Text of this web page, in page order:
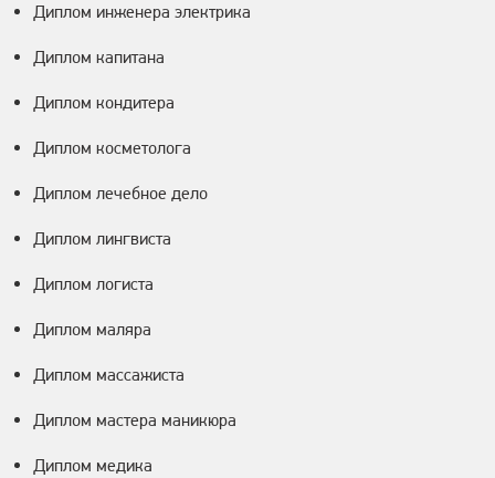
Диплом инженера электрика
Диплом капитана
Диплом кондитера
Диплом косметолога
Диплом лечебное дело
Диплом лингвиста
Диплом логиста
Диплом маляра
Диплом массажиста
Диплом мастера маникюра
Диплом медика